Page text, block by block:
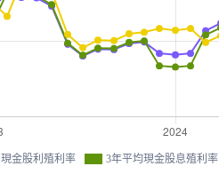
現金股利殖利率 3年平均現金股息殖利率